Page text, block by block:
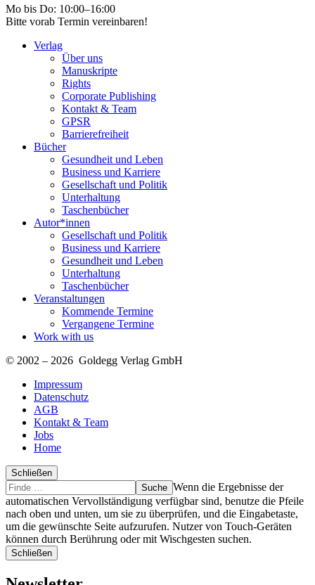
Mo bis Do: 10:00–16:00
Bitte vorab Termin vereinbaren!
Verlag
Über uns
Manuskripte
Rights
Corporate Publishing
Kontakt & Team
GPSR
Barrierefreiheit
Bücher
Gesundheit und Leben
Business und Karriere
Gesellschaft und Politik
Unterhaltung
Taschenbücher
Autor*innen
Gesellschaft und Politik
Business und Karriere
Gesundheit und Leben
Unterhaltung
Taschenbücher
Veranstaltungen
Kommende Termine
Vergangene Termine
Work with us
© 2002 – 2026 Goldegg Verlag GmbH
Impressum
Datenschutz
AGB
Kontakt & Team
Jobs
Home
Schließen
Suche
Finde
…
Wenn die Ergebnisse der
automatischen Vervollständigung verfügbar sind, benutze die Pfeile
nach oben und unten, um sie zu überprüfen, und die Eingabetaste,
um die gewünschte Seite aufzurufen. Nutzer von Touch-Geräten
können durch Berührung oder mit Wischgesten suchen.
Schließen